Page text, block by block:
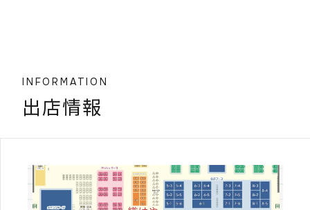
INFORMATION
出店情報